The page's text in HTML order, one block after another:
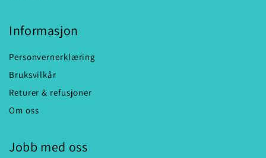
Informasjon
Personvernerklæring
Bruksvilkår
Returer & refusjoner
Om oss
Jobb med oss